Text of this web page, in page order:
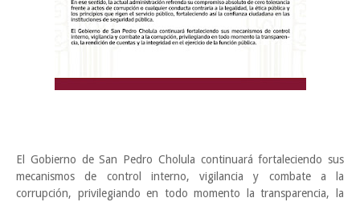
El Gobierno de San Pedro Cholula continuará fortaleciendo sus
mecanismos de control interno, vigilancia y combate a la
corrupción, privilegiando en todo momento la transparencia, la